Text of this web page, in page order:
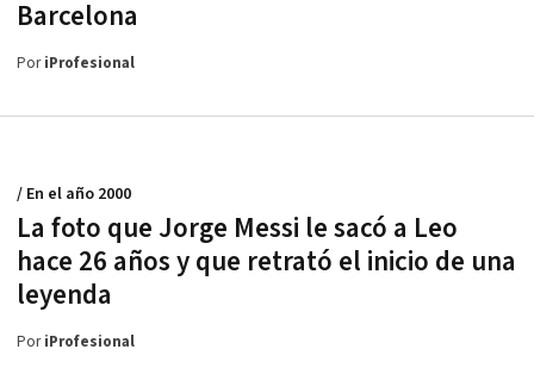
Barcelona
PoriProfesional
La foto que Jorge Messi le sacó a Leo
hace 26 años y que retrató el inicio de una
leyenda
/ En el año 2000
PoriProfesional